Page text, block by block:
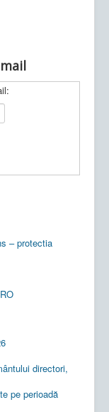
– protectia
directori,
pe perioadă